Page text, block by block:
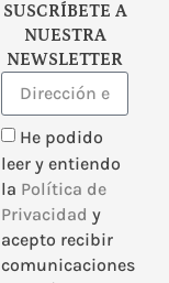
SUSCRÍBETE A
NUESTRA
NEWSLETTER
He podido
leer y entiendo
la Política de
Privacidad y
acepto recibir
comunicaciones